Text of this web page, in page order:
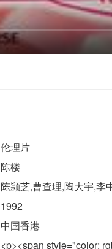
伦理片
陈楼
陈颕芝,曹查理,陶大宇,李
1992
中国香港
<p><span style="color: